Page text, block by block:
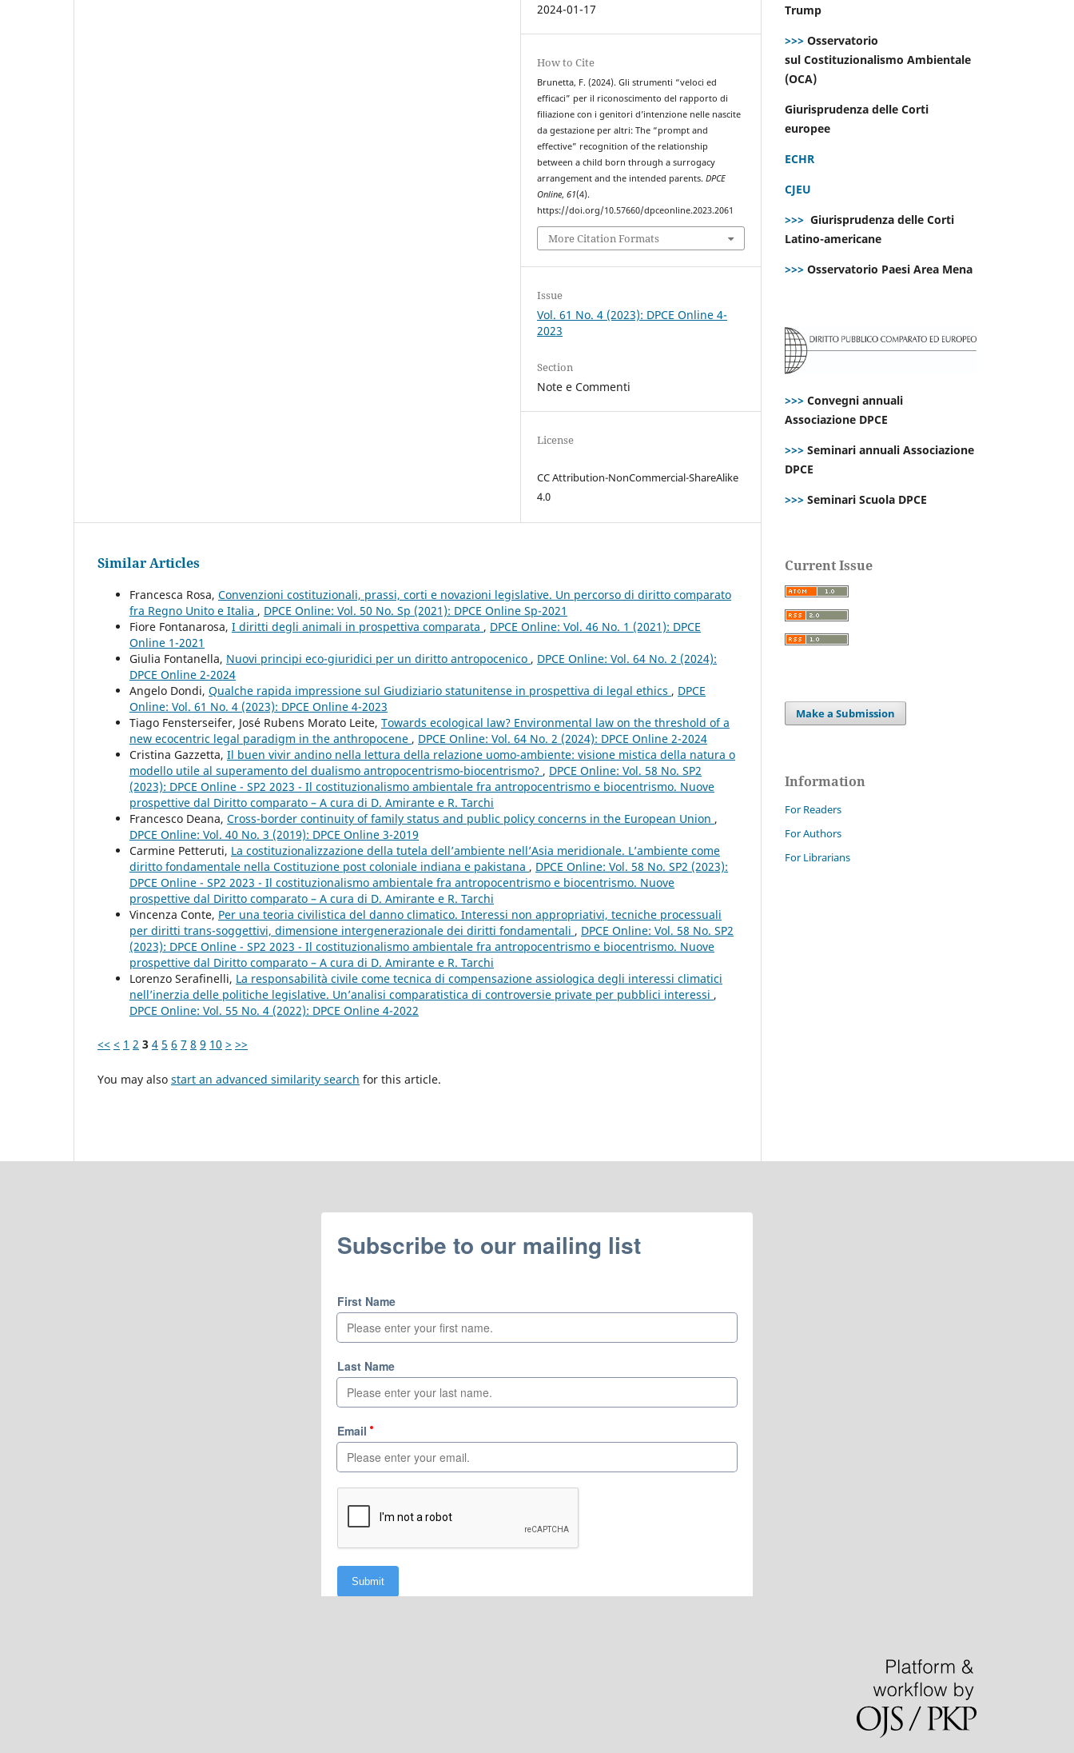
2024-01-17
How to Cite
Brunetta, F. (2024). Gli strumenti “veloci ed
efficaci” per il riconoscimento del rapporto di
filiazione con i genitori d’intenzione nelle nascite
da gestazione per altri: The “prompt and
effective” recognition of the relationship
between a child born through a surrogacy
arrangement and the intended parents.DPCE
Online,61(4).
https://doi.org/10.57660/dpceonline.2023.2061
More Citation Formats
Issue
Vol. 61 No. 4 (2023): DPCE Online 4-
2023
Section
Note e Commenti
License
CC Attribution-NonCommercial-ShareAlike
4.0
Similar Articles
Francesca Rosa, Convenzioni costituzionali, prassi, corti e novazioni legislative. Un percorso di diritto comparato
fra Regno Unito e Italia , DPCE Online: Vol. 50 No. Sp (2021): DPCE Online Sp-2021
Fiore Fontanarosa, I diritti degli animali in prospettiva comparata , DPCE Online: Vol. 46 No. 1 (2021): DPCE
Online 1-2021
Giulia Fontanella, Nuovi principi eco-giuridici per un diritto antropocenico , DPCE Online: Vol. 64 No. 2 (2024):
DPCE Online 2-2024
Angelo Dondi, Qualche rapida impressione sul Giudiziario statunitense in prospettiva di legal ethics , DPCE
Online: Vol. 61 No. 4 (2023): DPCE Online 4-2023
Tiago Fensterseifer, José Rubens Morato Leite, Towards ecological law? Environmental law on the threshold of a
new ecocentric legal paradigm in the anthropocene , DPCE Online: Vol. 64 No. 2 (2024): DPCE Online 2-2024
Cristina Gazzetta, Il buen vivir andino nella lettura della relazione uomo-ambiente: visione mistica della natura o
modello utile al superamento del dualismo antropocentrismo-biocentrismo? , DPCE Online: Vol. 58 No. SP2
(2023): DPCE Online - SP2 2023 - Il costituzionalismo ambientale fra antropocentrismo e biocentrismo. Nuove
prospettive dal Diritto comparato – A cura di D. Amirante e R. Tarchi
Francesco Deana, Cross-border continuity of family status and public policy concerns in the European Union ,
DPCE Online: Vol. 40 No. 3 (2019): DPCE Online 3-2019
Carmine Petteruti, La costituzionalizzazione della tutela dell’ambiente nell’Asia meridionale. L’ambiente come
diritto fondamentale nella Costituzione post coloniale indiana e pakistana , DPCE Online: Vol. 58 No. SP2 (2023):
DPCE Online - SP2 2023 - Il costituzionalismo ambientale fra antropocentrismo e biocentrismo. Nuove
prospettive dal Diritto comparato – A cura di D. Amirante e R. Tarchi
Vincenza Conte, Per una teoria civilistica del danno climatico. Interessi non appropriativi, tecniche processuali
per diritti trans-soggettivi, dimensione intergenerazionale dei diritti fondamentali , DPCE Online: Vol. 58 No. SP2
(2023): DPCE Online - SP2 2023 - Il costituzionalismo ambientale fra antropocentrismo e biocentrismo. Nuove
prospettive dal Diritto comparato – A cura di D. Amirante e R. Tarchi
Lorenzo Serafinelli, La responsabilità civile come tecnica di compensazione assiologica degli interessi climatici
nell’inerzia delle politiche legislative. Un’analisi comparatistica di controversie private per pubblici interessi ,
DPCE Online: Vol. 55 No. 4 (2022): DPCE Online 4-2022
<< < 1 2 3 4 5 6 7 8 9 10 > >>
You may also start an advanced similarity search for this article.
Trump
>>> Osservatorio
sul Costituzionalismo Ambientale
(OCA)
Giurisprudenza delle Corti
europee
ECHR
CJEU
>>> Giurisprudenza delle Corti
Latino-americane
>>> Osservatorio Paesi Area Mena
>>> Convegni annuali
Associazione DPCE
>>> Seminari annuali Associazione
DPCE
>>> Seminari Scuola DPCE
Current Issue
Make a Submission
Information
For Readers
For Authors
For Librarians